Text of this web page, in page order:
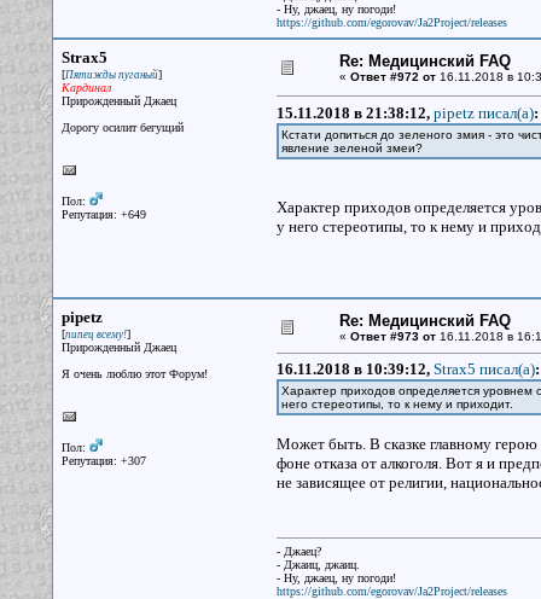
- Ну, джаец, ну погоди!
https://github.com/egorovav/Ja2Project/releases
Strax5
[Пятижды пуганый]
Кардинал
Прирожденный Джаец
Дорогу осилит бегущий
Пол:
Репутация: +649
Re: Медицинский FAQ
« Ответ #972 от16.11.2018 в
15.11.2018 в 21:38:12, pipetz писал(a):
Кстати допиться до зеленого змия - это
явление зеленой змеи?
Характер приходов определяется
у него стереотипы, то к нему и
pipetz
[пипец всему!]
Прирожденный Джаец
Я очень люблю этот Форум!
Пол:
Репутация: +307
Re: Медицинский FAQ
« Ответ #973 от16.11.2018 в
16.11.2018 в 10:39:12, Strax5 писал(a):
Характер приходов определяется
него стереотипы, то к нему и приходит.
Может быть. В сказке главному герою
фоне отказа от алкоголя. Вот я и
не зависящее от религии,
- Джаец?
- Джаиц, джаиц.
- Ну, джаец, ну погоди!
https://github.com/egorovav/Ja2Project/releases